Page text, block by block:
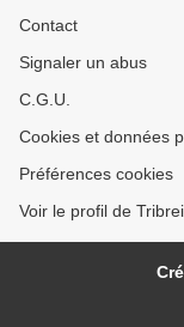
Contact
Signaler un abus
C.G.U.
Cookies et données
Préférences cookies
Voir le profil de